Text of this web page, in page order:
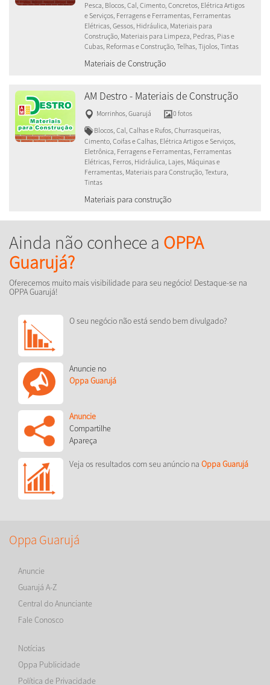
Pesca, Blocos, Cal, Cimento, Concretos, Elétrica Artigos
e Serviços, Ferragens e Ferramentas, Ferramentas
Elétricas, Gessos, Hidráulica, Materiais para
Construção, Materiais para Limpeza, Pedras, Pias e
Cubas, Reformas e Construção, Telhas, Tijolos, Tintas
Materiais de Construção
AM Destro - Materiais de Construção
Morrinhos, Guarujá
0 fotos
Blocos, Cal, Calhas e Rufos, Churrasqueiras,
Cimento, Coifas e Calhas, Elétrica Artigos e Serviços,
Eletrônica, Ferragens e Ferramentas, Ferramentas
Elétricas, Ferros, Hidráulica, Lajes, Máquinas e
Ferramentas, Materiais para Construção, Textura,
Tintas
Materiais para construção
Ainda não conhece a OPPA
Guarujá?
Oferecemos muito mais visibilidade para seu negócio! Destaque-se na
OPPA Guarujá!
O seu negócio não está sendo bem divulgado?
Anuncie no
Oppa Guarujá
Anuncie
Compartilhe
Apareça
Veja os resultados com seu anúncio na Oppa Guarujá
Oppa Guarujá
Anuncie
Guarujá A-Z
Central do Anunciante
Fale Conosco
Notícias
Oppa Publicidade
Política de Privacidade